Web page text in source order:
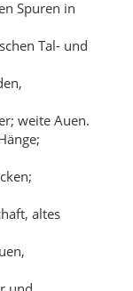
Spuren in
Tal- und
weite Auen.
altes